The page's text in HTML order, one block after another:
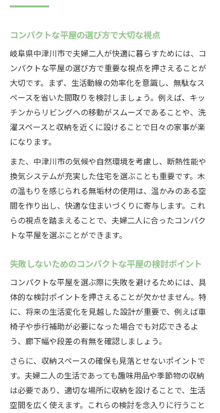
コンパクトな平屋の選び方で大切な視点
岐阜県中津川市で夫婦二人が快適に暮らすためには、コ
ンパクトな平屋の選び方で重要な視点を押さえることが
大切です。まず、生活動線の効率化を意識し、無駄なス
ペースを省いた間取りを検討しましょう。例えば、キッ
チンからリビングへの移動がスムーズであることや、洗
濯スペースと収納を近くに設けることで日々の家事が楽
になります。
また、中津川市の気候や自然環境を考慮し、断熱性能や
換気システムが充実した住宅を選ぶことも重要です。木
の温もりを感じられる無垢材の使用は、温かみのある空
間を作り出し、快適な住まいづくりに寄与します。これ
らの視点を踏まえることで、夫婦二人に合ったコンパク
トな平屋を選ぶことができます。
失敗しないためのコンパクトな平屋の検討ポイント
コンパクトな平屋を選ぶ際に失敗を避けるためには、具
体的な検討ポイントを押さえることが欠かせません。特
に、将来の生活変化を見越した設計が重要で、例えば車
椅子や歩行補助が必要になった場合でも対応できるよ
う、廊下幅や段差の有無を確認しましょう。
さらに、収納スペースの確保も見落とせないポイントで
す。夫婦二人の生活であっても趣味用品や季節物の収納
は必要であり、適切な場所に収納を設けることで、生活
空間を広く使えます。これらの検討を念入りに行うこと